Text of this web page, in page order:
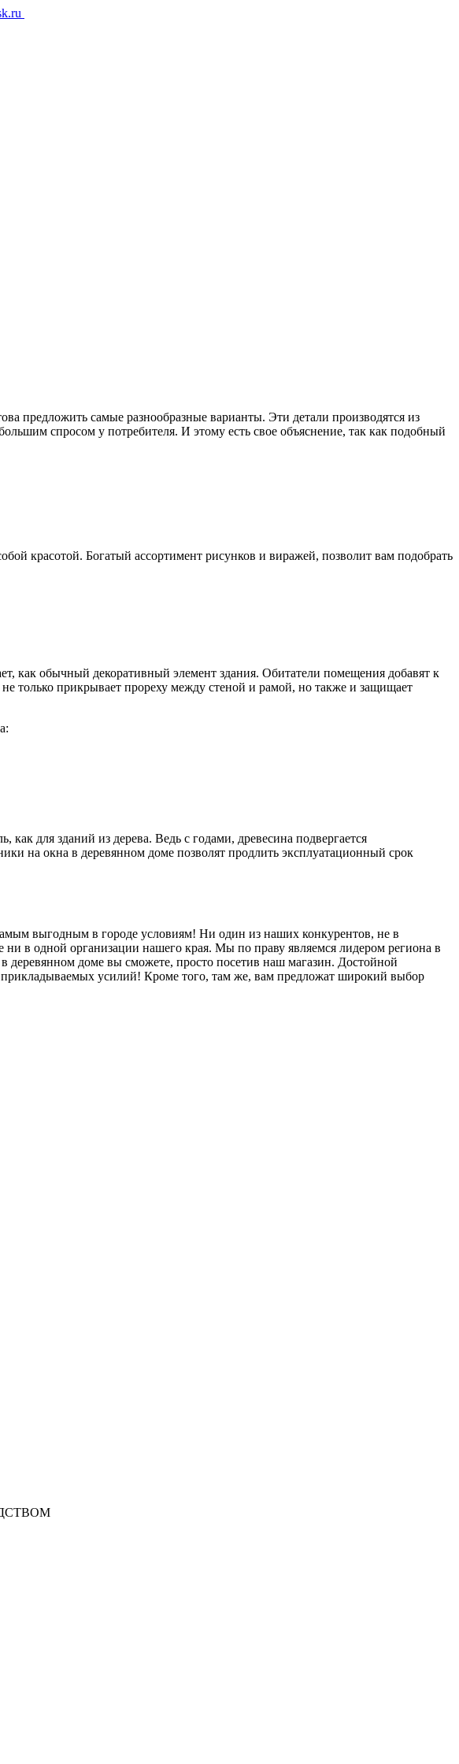
самые разнообразные варианты. Эти детали производятся из
спросом у потребителя. И этому есть свое объяснение, так как подобный
красотой. Богатый ассортимент рисунков и виражей, позволит вам подобрать
как обычный декоративный элемент здания. Обитатели помещения добавят к
только прикрывает прореху между стеной и рамой, но также и защищает
для зданий из дерева. Ведь с годами, древесина подвергается
на окна в деревянном доме позволят продлить эксплуатационный срок
выгодным в городе условиям! Ни один из наших конкурентов, не в
в одной организации нашего края. Мы по праву являемся лидером региона в
деревянном доме вы сможете, просто посетив наш магазин. Достойной
прикладываемых усилий! Кроме того, там же, вам предложат широкий выбор